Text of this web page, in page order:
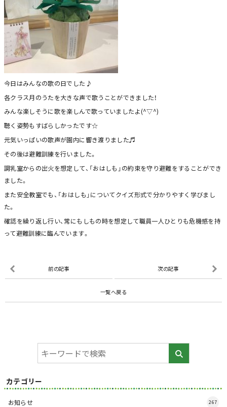
今日はみんなの歌の日でした♪
各クラス月のうたを大きな声で歌うことができました！
みんな楽しそうに歌を楽しんで歌っていましたよ(^▽^)
聴く姿勢もすばらしかったです☆
元気いっぱいの歌声が園内に響き渡りました♬
その後は避難訓練を行いました。
調乳室からの出火を想定して、「おはしも」の約束を守り避難をすることができ
ました。
また安全教室でも、「おはしも」についてクイズ形式で分かりやすく学びまし
た。
確認を繰り返し行い、常にもしもの時を想定して職員一人ひとりも危機感を持
って避難訓練に臨んでいます。
前の記事 次の記事
一覧へ戻る
カテゴリー
お知らせ 267